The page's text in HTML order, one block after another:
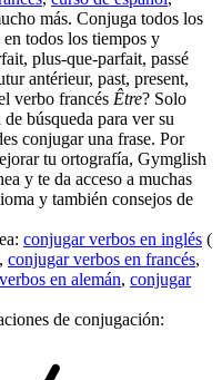
más. Conjuga todos los
todos los tiempos y
plus-que-parfait, passé
antérieur, past, present,
verbo francés Être? Solo
búsqueda para ver su
conjugar una frase. Por
tu ortografía, Gymglish
y te da acceso a muchas
y también consejos de
conjugar verbos en inglés (
conjugar verbos en francés,
en alemán, conjugar
de conjugación: